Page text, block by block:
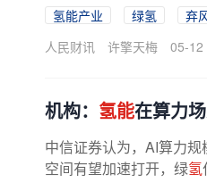
氢能产业 绿氢
弃
人民财讯
许擎天梅 05-12
机构： 氢能在算力
中信证券认为，AI算力
空间有望加速打开，绿氢